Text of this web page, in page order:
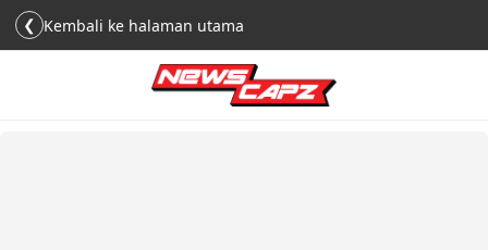
❮ Kembali ke halaman utama